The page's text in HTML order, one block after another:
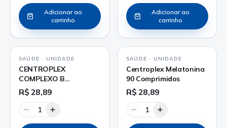
Adicionar ao
carrinho
Adicionar ao
carrinho
SAÚDE · UNIDADE
CENTROPLEX
COMPLEXO B
COMPRIMIDO
R$ 28,89
1
SAÚDE · UNIDADE
Centroplex Melatonina
90 Comprimidos
R$ 28,89
1